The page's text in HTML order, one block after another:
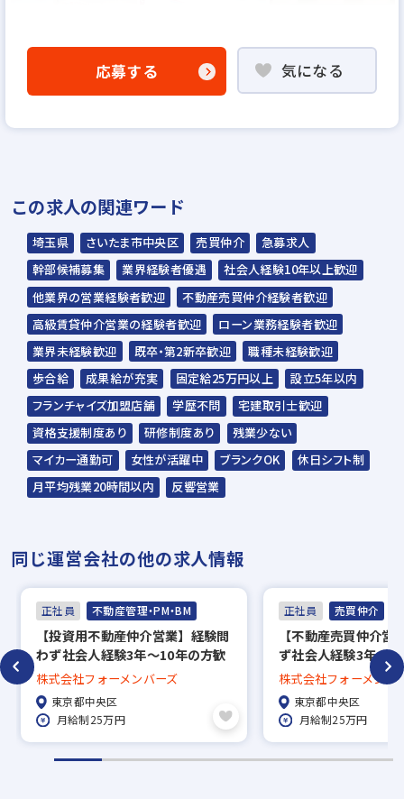
応募する 気になる
この求人の関連ワード
埼玉県 さいたま市中央区 売買仲介
急募求人
幹部候補募集
業界経験者優遇
社会人経験10年以上歓迎
他業界の営業経験者歓迎
不動産売買仲介経験者歓迎
高級賃貸仲介営業の経験者歓迎
ローン業務経験者歓迎
業界未経験歓迎
既卒・第2新卒歓迎
職種未経験歓迎
歩合給
成果給が充実 固定給25万円以上
設立5年以内
フランチャイズ加盟店舗
学歴不問
宅建取引士歓迎
資格支援制度あり
研修制度あり
残業少ない
マイカー通勤可
女性が活躍中 ブランクOK
休日シフト制
月平均残業20時間以内
反響営業
同じ運営会社の他の求人情報
正社員 不動産管理・PM・BM
【投資用不動産仲介営業】経験問
わず社会人経験3年～10年の方歓
迎/人物重視
株式会社フォーメンバーズ
東京都中央区
月給制25万円
正社員 売買仲介
【不動産売買仲介営
ず社会人経験3年～
人物重視です
株式会社フォーメンバ
東京都中央区
月給制25万円